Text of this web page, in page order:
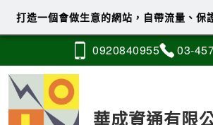
0920840955 03-45
華成資通有限
打造一個會做生意的網站，自帶流量、保